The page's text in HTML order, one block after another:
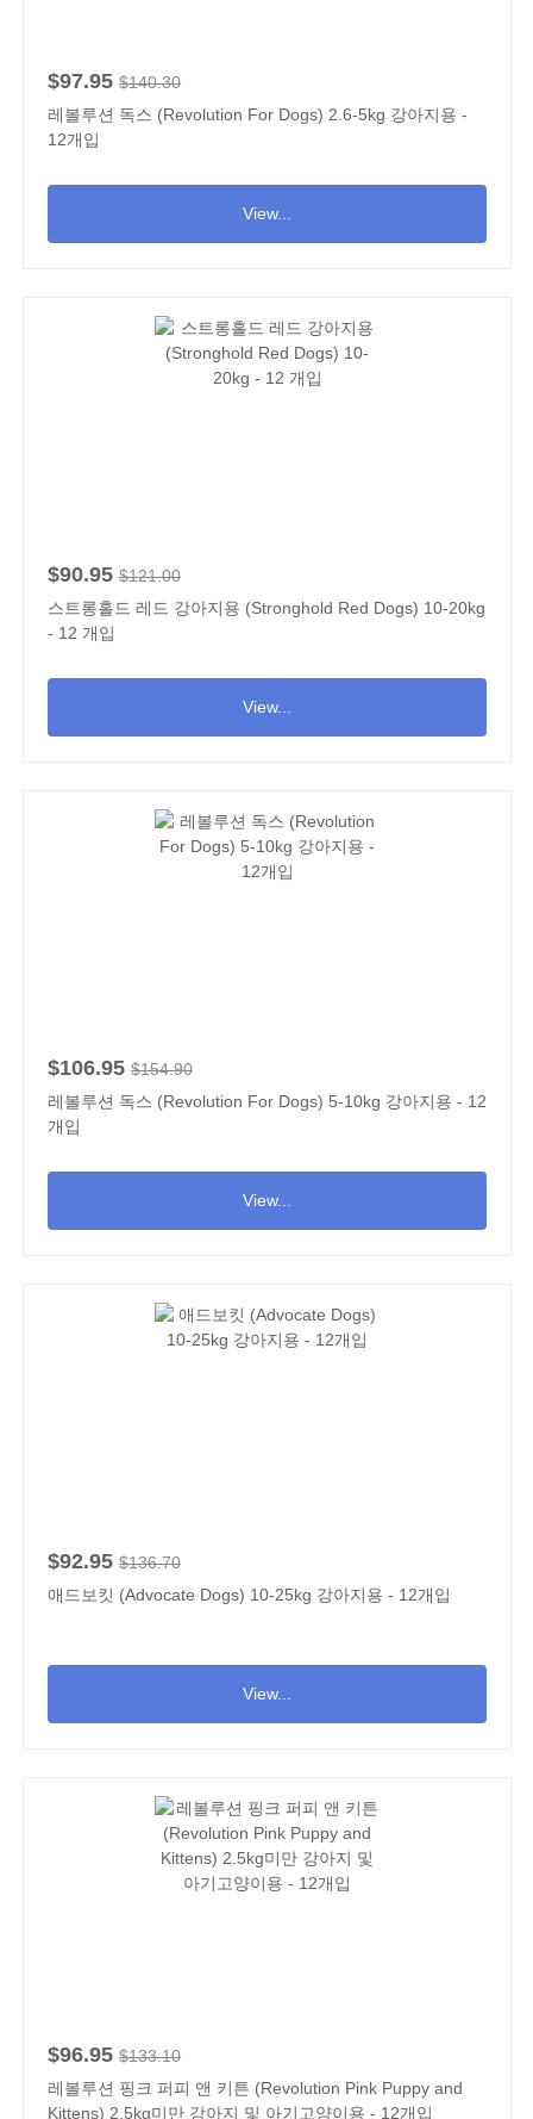
$97.95 $140.30
레볼루션 독스 (Revolution For Dogs) 2.6-5kg 강아지용 -
12개입
View...
$90.95 $121.00
스트롱홀드 레드 강아지용 (Stronghold Red Dogs) 10-20kg
- 12 개입
View...
$106.95 $154.90
레볼루션 독스 (Revolution For Dogs) 5-10kg 강아지용 - 12
개입
View...
$92.95 $136.70
애드보킷 (Advocate Dogs) 10-25kg 강아지용 - 12개입
View...
$96.95 $133.10
레볼루션 핑크 퍼피 앤 키튼 (Revolution Pink Puppy and
Kittens) 2.5kg미만 강아지 및 아기고양이용 - 12개입